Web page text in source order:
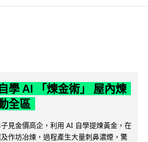
學 AI 「煉金術」 屋內煉
全區
見金價高企，利用 AI 自學提煉黃金，在
作坊冶煉，過程產生大量刺鼻濃煙，驚